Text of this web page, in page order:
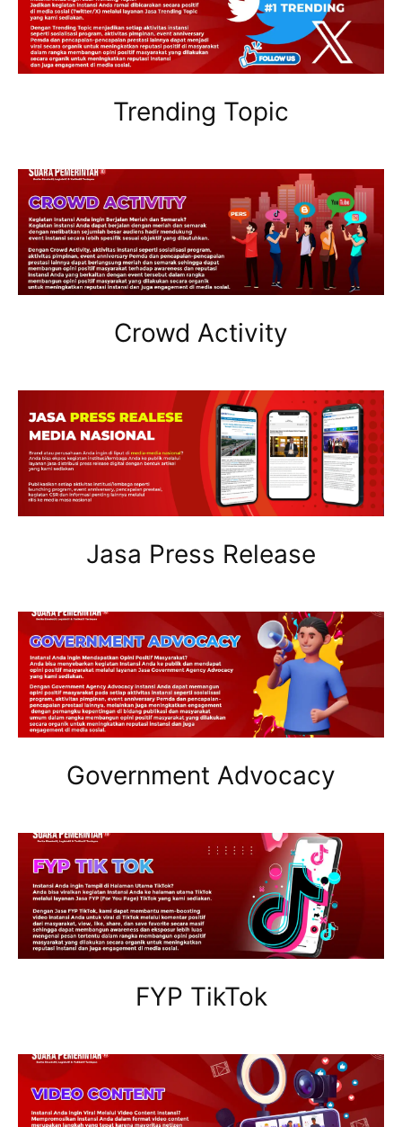
Trending Topic
Crowd Activity
Jasa Press Release
Government Advocacy
FYP TikTok